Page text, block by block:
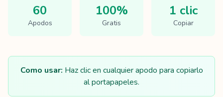
60
Apodos
100%
Gratis
1 clic
Copiar
Como usar: Haz clic en cualquier apodo para copiarlo
al portapapeles.